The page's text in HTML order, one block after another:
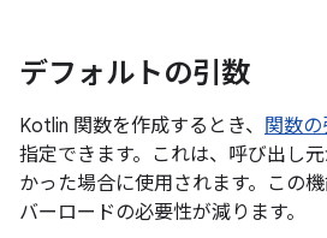
デフォルトの引数
Kotlin 関数を作成するとき、 関数
指定できます。これは、呼び出し
かった場合に使用されます。この
バーロードの必要性が減ります。